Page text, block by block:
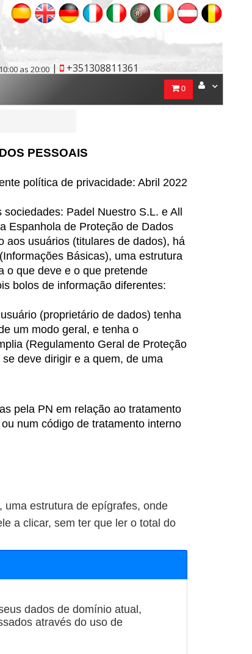
as 20:00 | +351308811361
0
PESSOAIS
política de privacidade: Abril 2022
Padel Nuestro S.L. e All
Espanhola de Proteção de Dados
aos usuários (titulares de dados), há
Básicas), uma estrutura
o que deve e o que pretende
bolos de informação diferentes:
(proprietário de dados) tenha
um modo geral, e tenha o
(Regulamento Geral de Proteção
deve dirigir e a quem, de uma
pela PN em relação ao tratamento
num código de tratamento interno
uma estrutura de epígrafes, onde
a clicar, sem ter que ler o total do
dados de domínio atual,
através do uso de